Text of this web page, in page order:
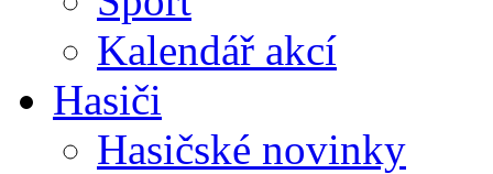
Kalendář akcí
Hasiči
Hasičské novinky